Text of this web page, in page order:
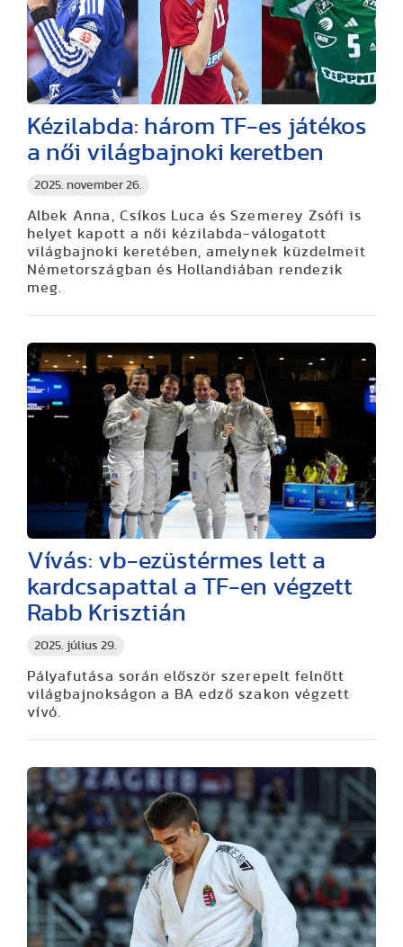
2025. november 26.
Kézilabda: három TF-es játékos
a női világbajnoki keretben
Albek Anna, Csíkos Luca és Szemerey Zsófi is
helyet kapott a női kézilabda-válogatott
világbajnoki keretében, amelynek küzdelmeit
Németországban és Hollandiában rendezik
meg.
2025. július 29.
Vívás: vb-ezüstérmes lett a
kardcsapattal a TF-en végzett
Rabb Krisztián
Pályafutása során először szerepelt felnőtt
világbajnokságon a BA edző szakon végzett
vívó.